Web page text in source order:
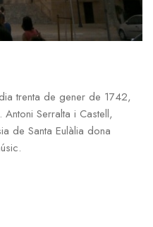
trenta de gener de 1742,
. Antoni Serralta i Castell,
de Santa Eulàlia dona